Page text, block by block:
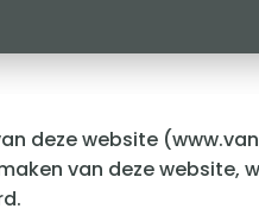
deze website
van deze website,